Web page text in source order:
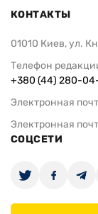
КОНТАКТЫ
01010 Киев, ул.
Телефон
+380 (44) 280-
Электронная
Электронная
СОЦСЕТИ